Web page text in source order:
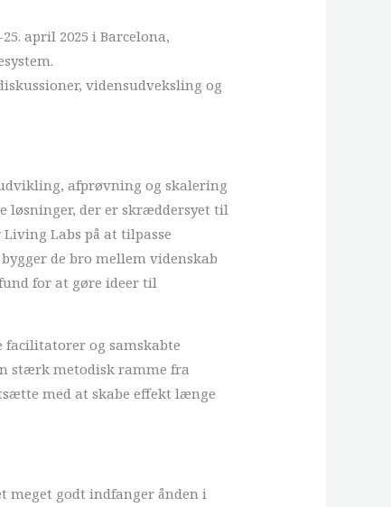
april 2025 i Barcelona,
vidensudveksling og
afprøvning og skalering
løsninger, der er skræddersyet til
Labs på at tilpasse
de bro mellem videnskab
for at gøre ideer til
facilitatorer og samskabte
stærk metodisk ramme fra
med at skabe effekt længe
meget godt indfanger ånden i